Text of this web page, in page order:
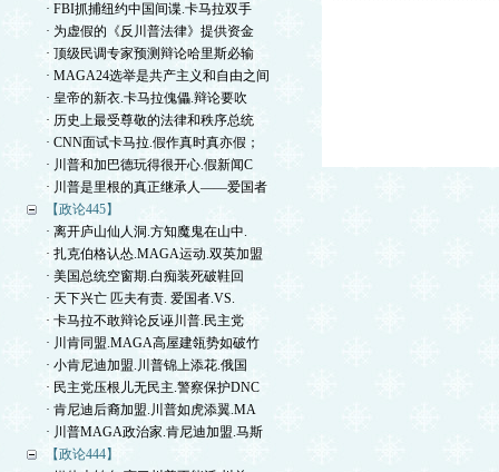
· FBI抓捕纽约中国间谍.卡马拉双手
· 为虚假的《反川普法律》提供资金
· 顶级民调专家预测辩论哈里斯必输
· MAGA24选举是共产主义和自由之间
· 皇帝的新衣.卡马拉傀儡.辩论要吹
· 历史上最受尊敬的法律和秩序总统
· CNN面试卡马拉.假作真时真亦假；
· 川普和加巴德玩得很开心.假新闻C
· 川普是里根的真正继承人——爱国者
【政论445】
· 离开庐山仙人洞.方知魔鬼在山中.
· 扎克伯格认怂.MAGA运动.双英加盟
· 美国总统空窗期.白痴装死破鞋回
· 天下兴亡 匹夫有责. 爱国者.VS.
· 卡马拉不敢辩论反诬川普.民主党
· 川肯同盟.MAGA高屋建瓴势如破竹
· 小肯尼迪加盟.川普锦上添花.俄国
· 民主党压根儿无民主.警察保护DNC
· 肯尼迪后裔加盟.川普如虎添翼.MA
· 川普MAGA政治家.肯尼迪加盟.马斯
【政论444】